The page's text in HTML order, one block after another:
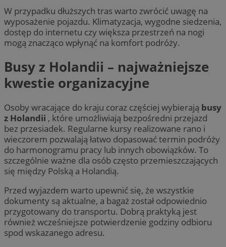
W przypadku dłuższych tras warto zwrócić uwagę na
wyposażenie pojazdu. Klimatyzacja, wygodne siedzenia,
dostęp do internetu czy większa przestrzeń na nogi
mogą znacząco wpłynąć na komfort podróży.
Busy z Holandii – najważniejsze
kwestie organizacyjne
Osoby wracające do kraju coraz częściej wybierają busy
z Holandii , które umożliwiają bezpośredni przejazd
bez przesiadek. Regularne kursy realizowane rano i
wieczorem pozwalają łatwo dopasować termin podróży
do harmonogramu pracy lub innych obowiązków. To
szczególnie ważne dla osób często przemieszczających
się między Polską a Holandią.
Przed wyjazdem warto upewnić się, że wszystkie
dokumenty są aktualne, a bagaż został odpowiednio
przygotowany do transportu. Dobrą praktyką jest
również wcześniejsze potwierdzenie godziny odbioru
spod wskazanego adresu.